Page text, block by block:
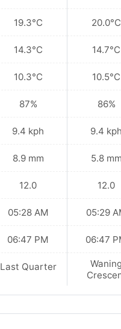
19.3°C
14.3°C
10.3°C
87%
9.4 kph
8.9 mm
12.0
05:28 AM
06:47 PM
Last Quarter
20.0°C
14.7°C
10.5°C
86%
9.4 kph
5.8 mm
12.0
05:29
06:47
Waning